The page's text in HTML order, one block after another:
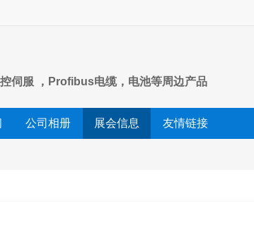
伺服 ，Profibus电缆，电池等周边产品
公司相册 展会信息 友情链接